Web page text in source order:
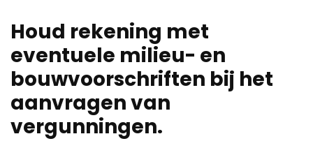
Houd rekening met
eventuele milieu- en
bouwvoorschriften bij het
aanvragen van
vergunningen.